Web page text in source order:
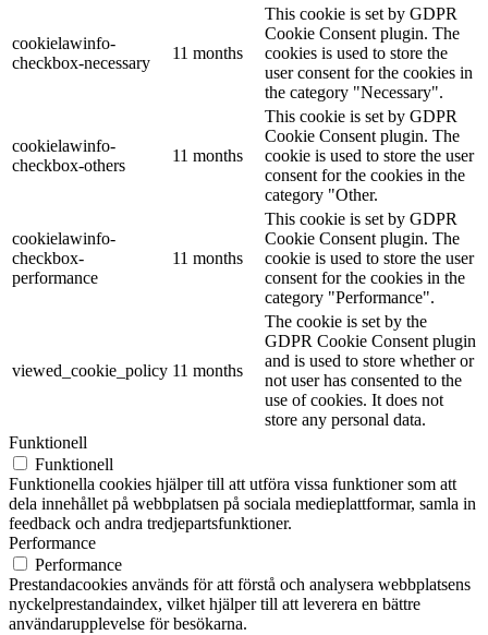
cookielawinfo-
checkbox-necessary
11 months
This cookie is set by GDPR
Cookie Consent plugin. The
cookies is used to store the
user consent for the cookies in
the category "Necessary".
cookielawinfo-
checkbox-others
11 months
This cookie is set by GDPR
Cookie Consent plugin. The
cookie is used to store the user
consent for the cookies in the
category "Other.
cookielawinfo-
checkbox-
performance
11 months
This cookie is set by GDPR
Cookie Consent plugin. The
cookie is used to store the user
consent for the cookies in the
category "Performance".
viewed_cookie_policy 11 months
The cookie is set by the
GDPR Cookie Consent plugin
and is used to store whether or
not user has consented to the
use of cookies. It does not
store any personal data.
Funktionell
Funktionell
Funktionella cookies hjälper till att utföra vissa funktioner som att
dela innehållet på webbplatsen på sociala medieplattformar, samla in
feedback och andra tredjepartsfunktioner.
Performance
Performance
Prestandacookies används för att förstå och analysera webbplatsens
nyckelprestandaindex, vilket hjälper till att leverera en bättre
användarupplevelse för besökarna.